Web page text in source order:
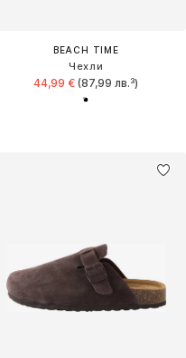
BEACH TIME
Чехли
44,99 € (87,99 лв.³)